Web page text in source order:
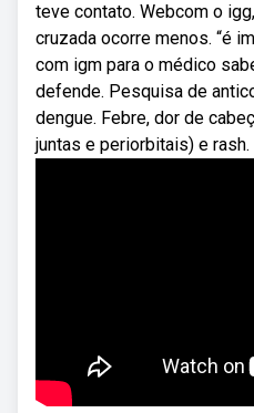
teve contato. Webcom o
cruzada ocorre menos. “é
com igm para o médico
defende. Pesquisa de
dengue. Febre, dor de
juntas e periorbitais) e rash.